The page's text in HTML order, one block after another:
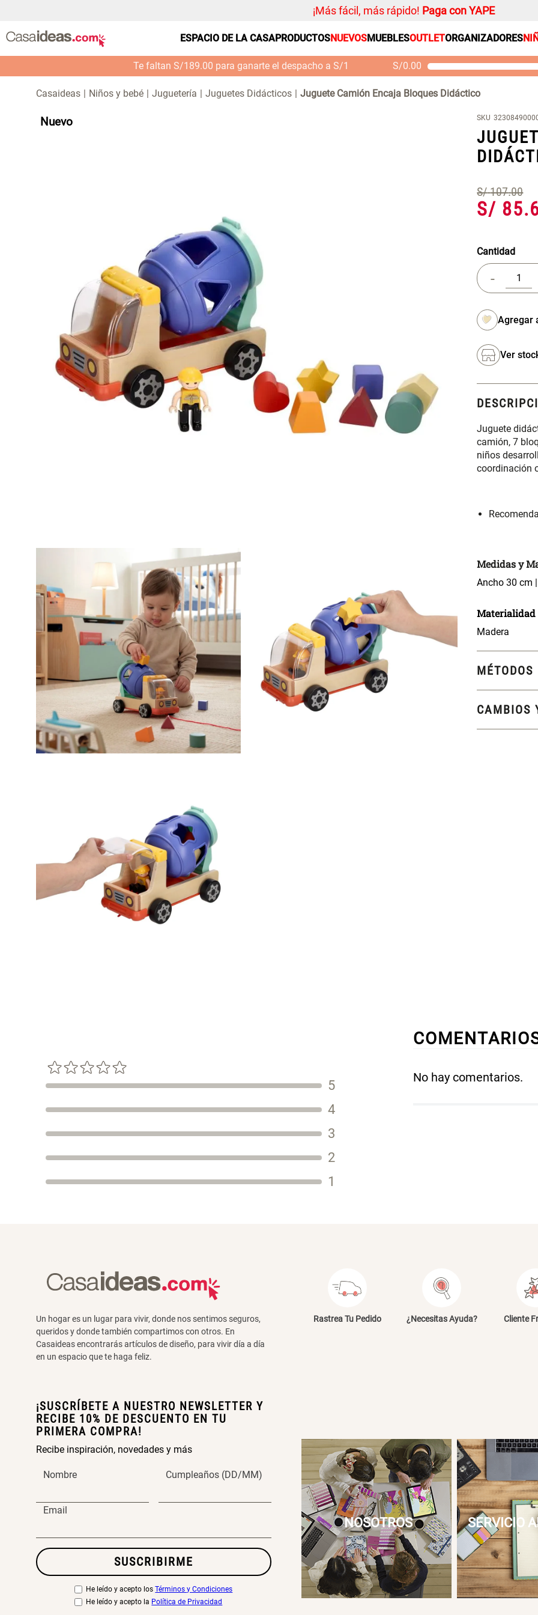
¡Más fácil, más rápido! Paga con YAPE
ESPACIO DE LA CASAPRODUCTOSNUEVOSMUEBLESOUTLETORGANIZADORES
Te faltan S/189.00 para ganarte el despacho a S/1 S/0.00
Niños y bebé Juguetería Juguetes Didácticos Juguete Camión Encaja Bloques Didáctico
Nuevo SKU
S/ 107.00
S/ 85.
Cantidad
-
Ver
Juguete
camión, 7
niños
coordinación
Medidas y
Ancho 30 cm
Materialidad
Madera
CAMBIOS
5
4
3
2
1
No hay comentarios.
Un hogar es un lugar para vivir, donde nos sentimos seguros,
queridos y donde también compartimos con otros. En
Casaideas encontrarás artículos de diseño, para vivir día a día
en un espacio que te haga feliz.
¡SUSCRÍBETE A NUESTRO NEWSLETTER Y
RECIBE 10% DE DESCUENTO EN TU
PRIMERA COMPRA!
Recibe inspiración, novedades y más
Nombre Cumpleaños (DD/MM)
Email
SUSCRIBIRME
He leído y acepto los Términos y Condiciones
He leído y acepto la Política de Privacidad
Rastrea Tu Pedido ¿Necesitas Ayuda? Cliente
NOSOTROS SERVICIO
Mueble MDF y Madera
Bambú Inodoro con
Puerta 65x28x171 cm
S/ 261.00 S/
Cojin
Alfombra